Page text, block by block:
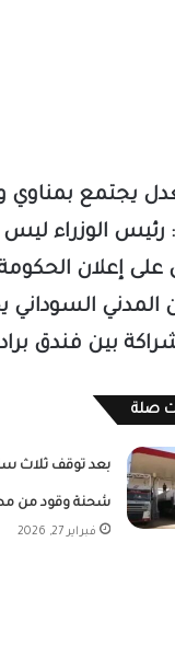
يجتمع بمناوي
الوزراء ليس
على إعلان
المدني
بين فندق
صلة
بعد توقف ثلاث
شحنة وقود من
فبراير 27, 2026